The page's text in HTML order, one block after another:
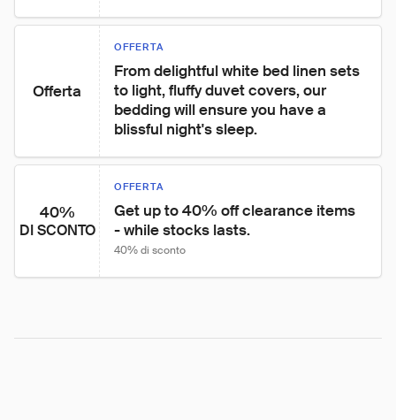
Offerta
OFFERTA
From delightful white bed linen sets
to light, fluffy duvet covers, our
bedding will ensure you have a
blissful night's sleep.
40%
DI SCONTO
OFFERTA
Get up to 40% off clearance items
- while stocks lasts.
40% di sconto